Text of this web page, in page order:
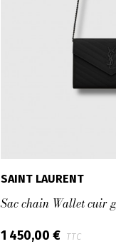
SAINT LAURENT
Sac chain Wallet cuir
1 450,00 € TTC